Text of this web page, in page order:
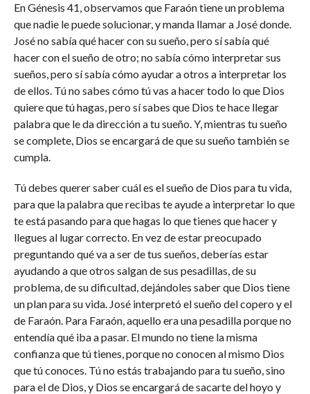
En Génesis 41, observamos que Faraón tiene un problema
que nadie le puede solucionar, y manda llamar a José donde.
José no sabía qué hacer con su sueño, pero sí sabía qué
hacer con el sueño de otro; no sabía cómo interpretar sus
sueños, pero sí sabía cómo ayudar a otros a interpretar los
de ellos. Tú no sabes cómo tú vas a hacer todo lo que Dios
quiere que tú hagas, pero sí sabes que Dios te hace llegar
palabra que le da dirección a tu sueño. Y, mientras tu sueño
se complete, Dios se encargará de que su sueño también se
cumpla.
Tú debes querer saber cuál es el sueño de Dios para tu vida,
para que la palabra que recibas te ayude a interpretar lo que
te está pasando para que hagas lo que tienes que hacer y
llegues al lugar correcto. En vez de estar preocupado
preguntando qué va a ser de tus sueños, deberías estar
ayudando a que otros salgan de sus pesadillas, de su
problema, de su dificultad, dejándoles saber que Dios tiene
un plan para su vida. José interpretó el sueño del copero y el
de Faraón. Para Faraón, aquello era una pesadilla porque no
entendía qué iba a pasar. El mundo no tiene la misma
confianza que tú tienes, porque no conocen al mismo Dios
que tú conoces. Tú no estás trabajando para tu sueño, sino
para el de Dios, y Dios se encargará de sacarte del hoyo y